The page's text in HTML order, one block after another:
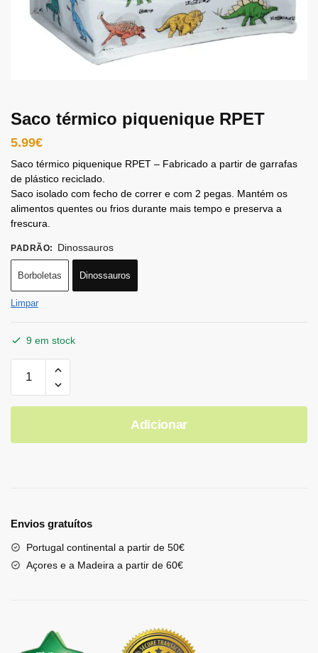
Saco térmico piquenique RPET
5.99€
Saco térmico piquenique RPET – Fabricado a partir de garrafas
de plástico reciclado.
Saco isolado com fecho de correr e com 2 pegas. Mantém os
alimentos quentes ou frios durante mais tempo e preserva a
frescura.
PADRÃO: Dinossauros
Borboletas Dinossauros
Limpar
9 em stock
Adicionar
Envios gratuítos
Portugal continental a partir de 50€
Açores e a Madeira a partir de 60€